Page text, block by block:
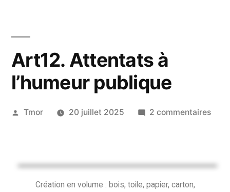
Art12. Attentats à
l’humeur publique
Tmor 20 juillet 2025 2 commentaires
Création en volume : bois, toile, papier, carton,